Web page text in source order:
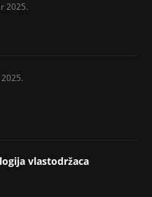
2025.
vlastodržaca